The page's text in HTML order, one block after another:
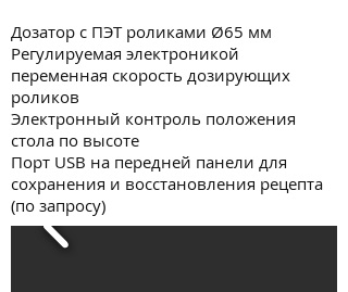
Дозатор с ПЭТ роликами Ø65 мм
Регулируемая электроникой
переменная скорость дозирующих
роликов
Электронный контроль положения
стола по высоте
Порт USB на передней панели для
сохранения и восстановления рецепта
(по запросу)